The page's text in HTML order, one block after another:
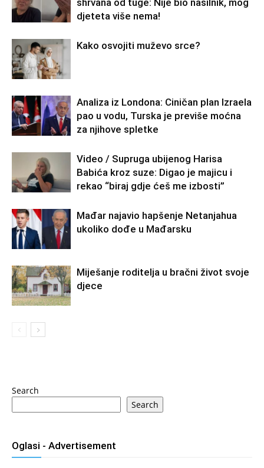
djeteta više nema!
Kako osvojiti muževo srce?
Analiza iz Londona: Ciničan plan Izraela
pao u vodu, Turska je previše moćna
za njihove spletke
Video / Supruga ubijenog Harisa
Babića kroz suze: Digao je majicu i
rekao “biraj gdje ćeš me izbosti”
Mađar najavio hapšenje Netanjahua
ukoliko dođe u Mađarsku
Miješanje roditelja u bračni život svoje
djece
Search
Search
Oglasi - Advertisement